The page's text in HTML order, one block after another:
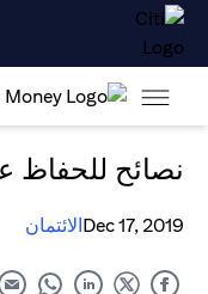
نصائح للحفاظ
Dec 17, 2019الائتمان